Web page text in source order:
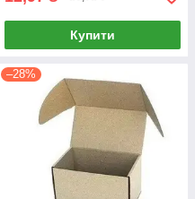
Купити
–28%